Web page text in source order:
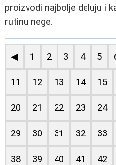
proizvodi najbolje deluju i
rutinu nege.
◀ 1 2 3 4 5
11 12 13 14 15
20 21 22 23 24
29 30 31 32 33
38 39 40 41 42